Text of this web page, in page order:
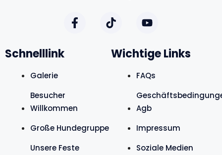
Schnelllink
Galerie
Besucher
Willkommen
Große Hundegruppe
Unsere Feste
Wichtige Links
FAQs
Agb
Impressum
Soziale Medien